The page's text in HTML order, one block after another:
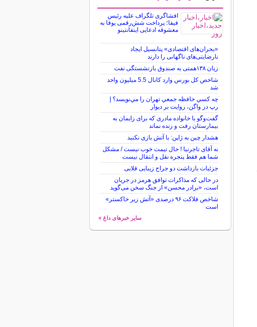
افشاگری تلگراف علیه رئیس
فیفا؛ پرداخت شش‌رقمی یوفا به
معشوقه ادعایی اینفانتینو
«بحران‌های اقتصادی» پتانسیل ایجاد
نارضایتی‌های ناگهانی را دارند
زیان ۱۳۸همتی به صندوق بازنشستگی نفت
شاخص کل بورس وارد کانال 5.5 میلیون واحد
شد
چه كسي حافظه جمعي تهران را مي‌نويسد؟ |
رپ در واگن، روايت بر ديوار
گفت‌وگو با خانواده مادری که برای زایمان به
بیمارستان رفت و زنده نماند
هشدار چین به ژاپن: با آتش بازی نکنید
نه آقای تاجرنیا ! حال تیمت خوب نیست / مشکل
شما هم فقط پنجره نقل و انتقال نیست
جزئیات بازداشت دو جراح زیبایی قلابی
در حالی که مذاکرات توافق هرمز در جریان
است، «برادر محسن» از جنگ سخن می‌گوید
شاخص فلاکت ۹۶ درصدی «آتش زیر خاکستر»
است
سایر خبرهای داغ »